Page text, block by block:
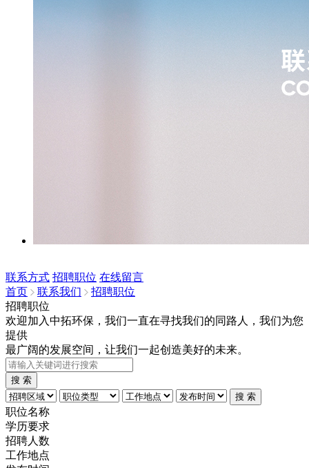
联系方式 招聘职位 在线留言
首页
联系我们
招聘职位
招聘职位
欢迎加入中拓环保，我们一直在寻找我们的同路人，我们为您
提供
最广阔的发展空间，让我们一起创造美好的未来。
职位名称
学历要求
招聘人数
工作地点